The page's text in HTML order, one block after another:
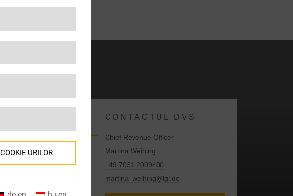
CONTACTUL DVS
Chief Revenue Officer
Martina Weihing
+49 7031 2009400
martina_weihing@lgi.de
URILOR